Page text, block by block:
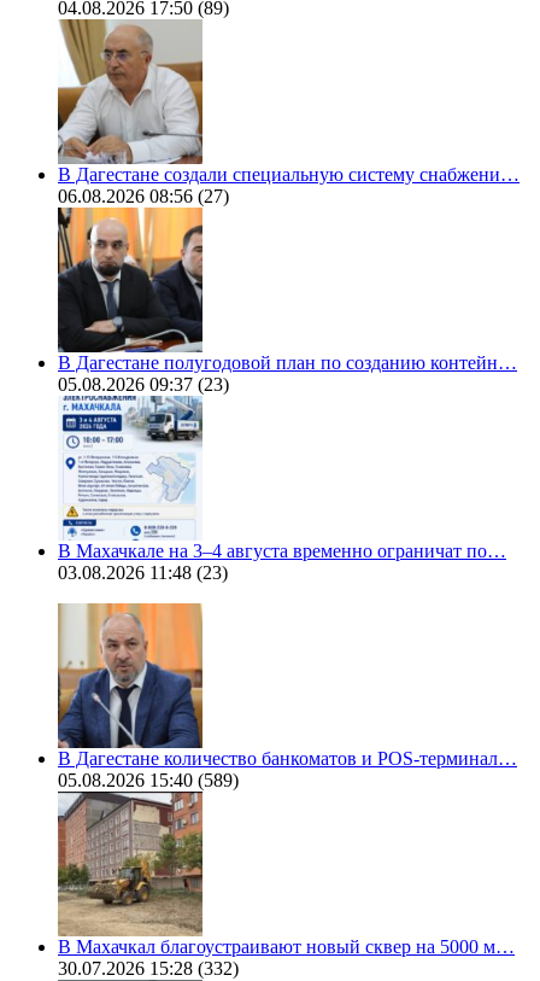
04.08.2026 17:50 (89)
В Дагестане создали специальную систему снабжени…
06.08.2026 08:56 (27)
В Дагестане полугодовой план по созданию контейн…
05.08.2026 09:37 (23)
В Махачкале на 3–4 августа временно ограничат по…
03.08.2026 11:48 (23)
В Дагестане количество банкоматов и POS-терминал…
05.08.2026 15:40 (589)
В Махачкал благоустраивают новый сквер на 5000 м…
30.07.2026 15:28 (332)